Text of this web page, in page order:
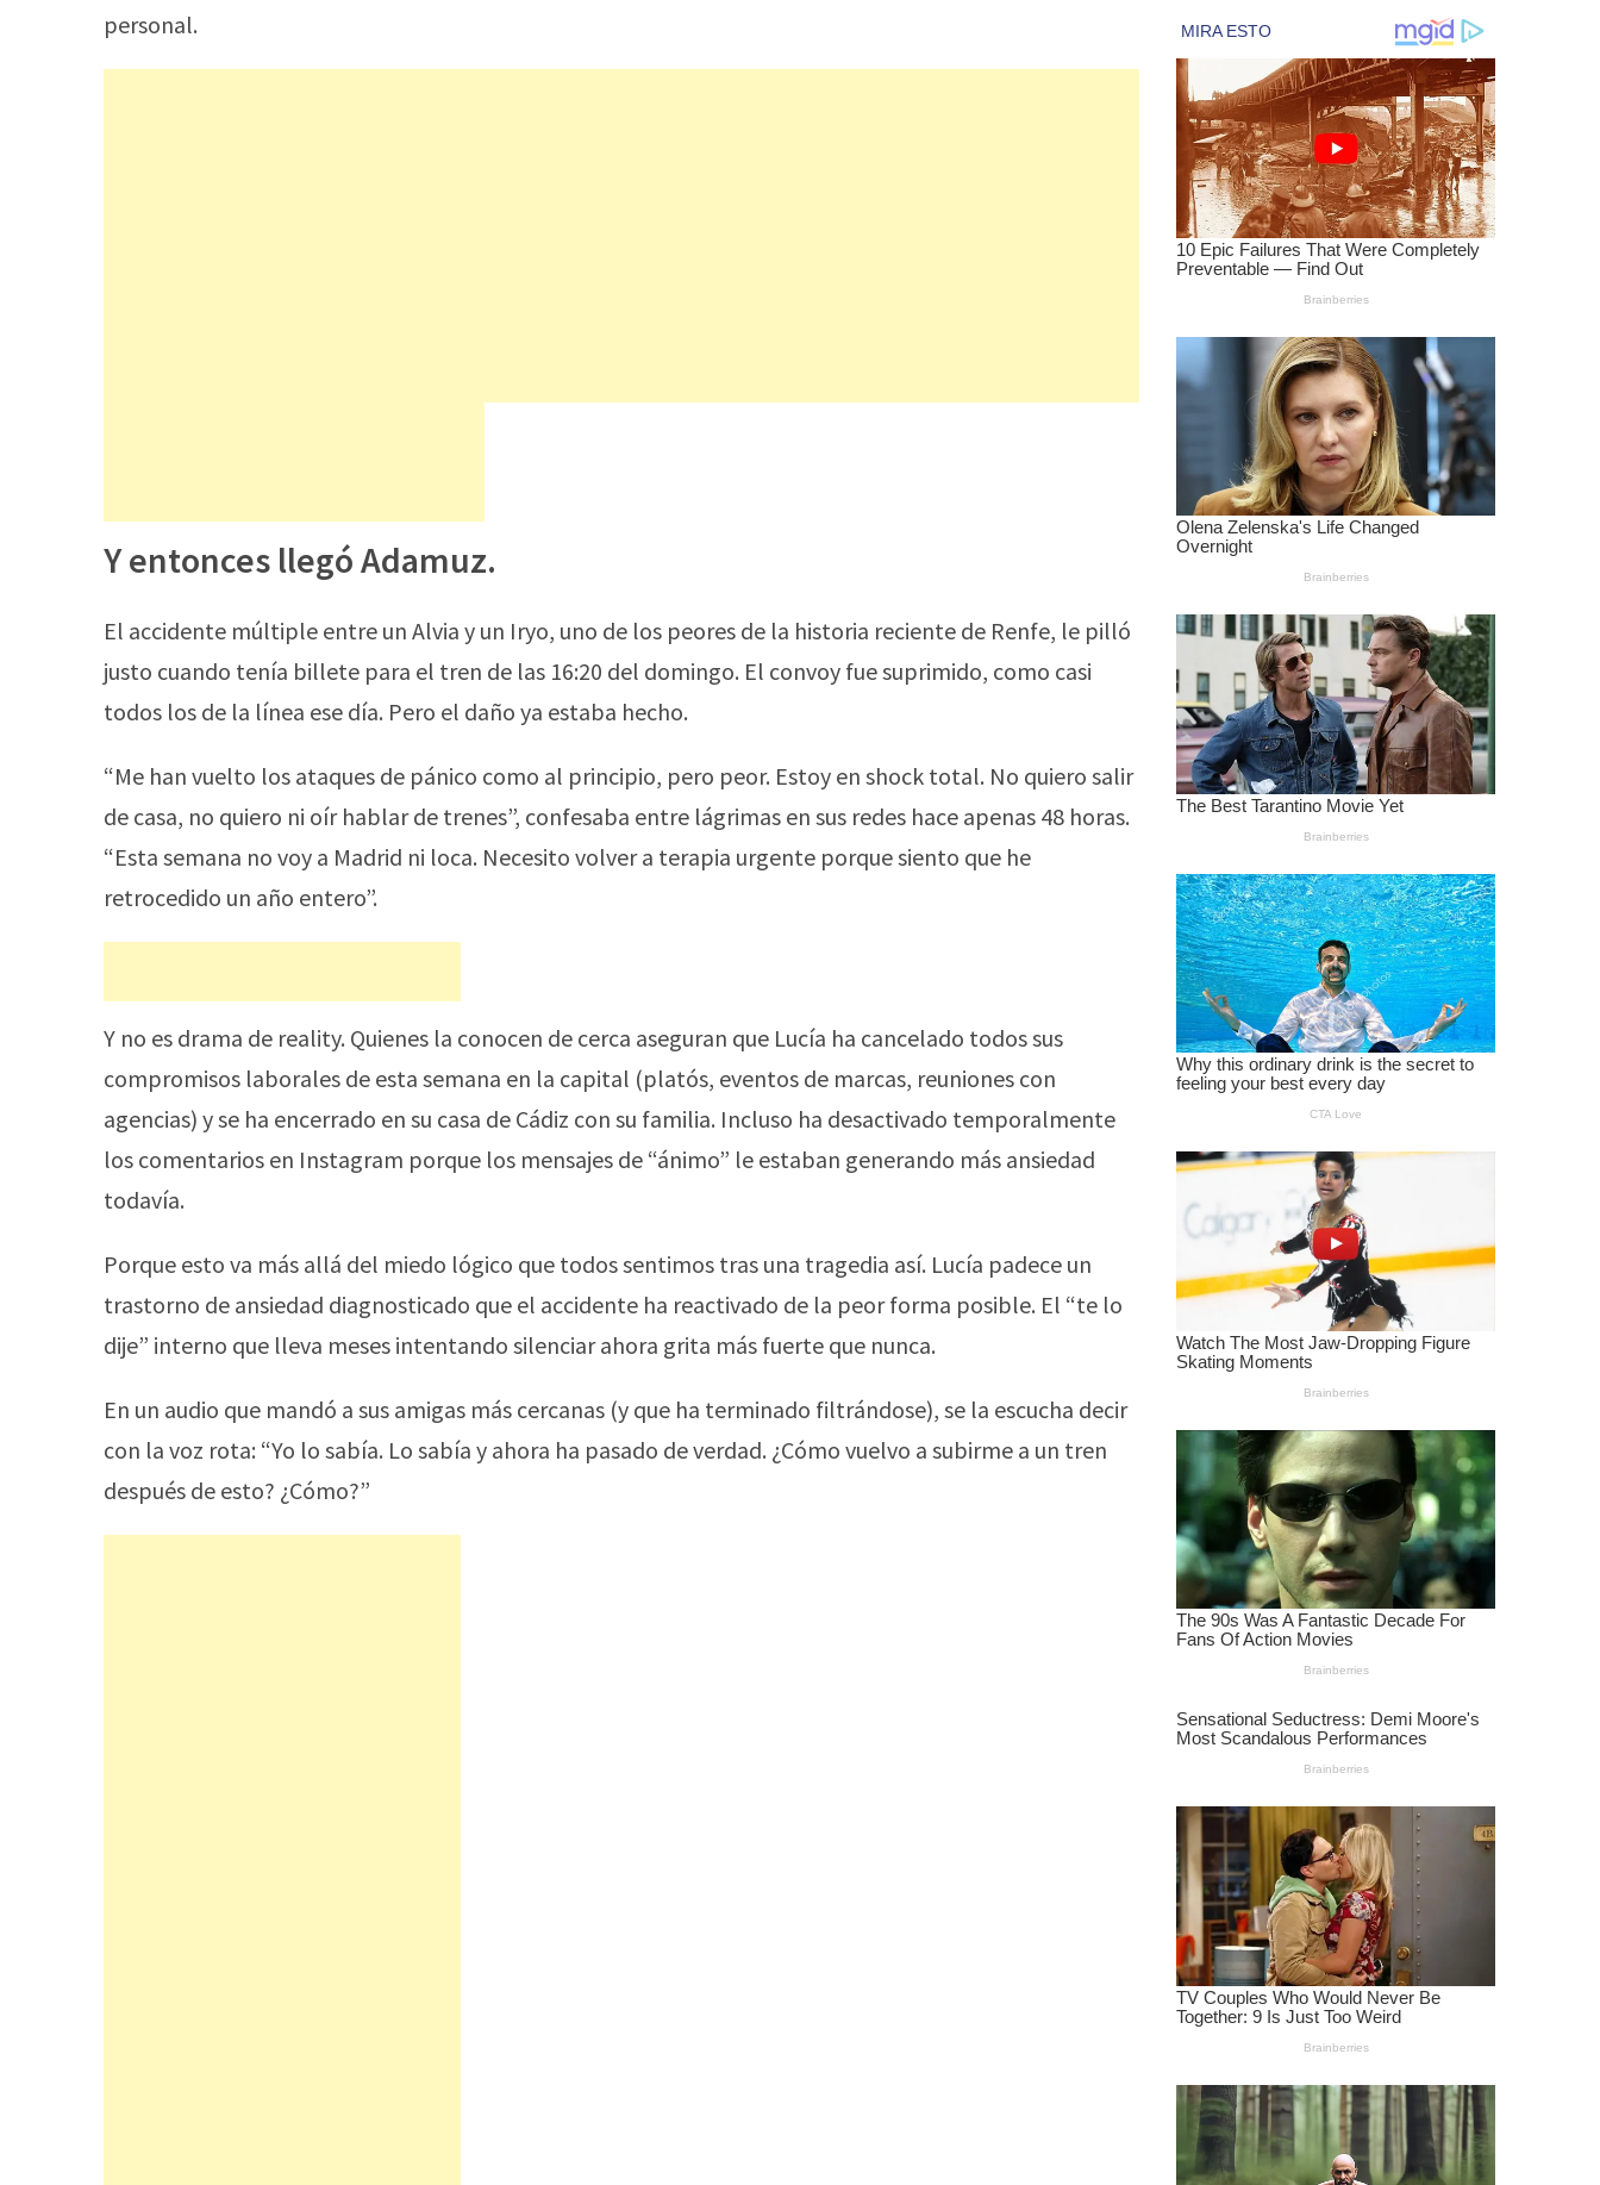
personal.
Y entonces llegó Adamuz.
El accidente múltiple entre un Alvia y un Iryo, uno de los peores de la historia reciente de Renfe, le pilló
justo cuando tenía billete para el tren de las 16:20 del domingo. El convoy fue suprimido, como casi
todos los de la línea ese día. Pero el daño ya estaba hecho.
“Me han vuelto los ataques de pánico como al principio, pero peor. Estoy en shock total. No quiero salir
de casa, no quiero ni oír hablar de trenes”, confesaba entre lágrimas en sus redes hace apenas 48 horas.
“Esta semana no voy a Madrid ni loca. Necesito volver a terapia urgente porque siento que he
retrocedido un año entero”.
Y no es drama de reality. Quienes la conocen de cerca aseguran que Lucía ha cancelado todos sus
compromisos laborales de esta semana en la capital (platós, eventos de marcas, reuniones con
agencias) y se ha encerrado en su casa de Cádiz con su familia. Incluso ha desactivado temporalmente
los comentarios en Instagram porque los mensajes de “ánimo” le estaban generando más ansiedad
todavía.
Porque esto va más allá del miedo lógico que todos sentimos tras una tragedia así. Lucía padece un
trastorno de ansiedad diagnosticado que el accidente ha reactivado de la peor forma posible. El “te lo
dije” interno que lleva meses intentando silenciar ahora grita más fuerte que nunca.
En un audio que mandó a sus amigas más cercanas (y que ha terminado filtrándose), se la escucha decir
con la voz rota: “Yo lo sabía. Lo sabía y ahora ha pasado de verdad. ¿Cómo vuelvo a subirme a un tren
después de esto? ¿Cómo?”